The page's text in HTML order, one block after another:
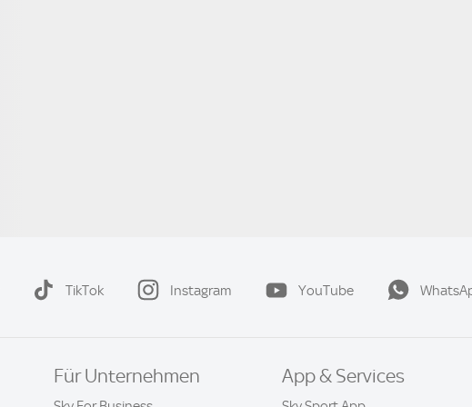
TikTok Instagram YouTube
Für Unternehmen App & Services